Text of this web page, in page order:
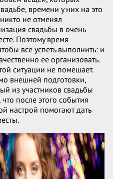
времени у них на это
не отменял
свадьбы в очень
Поэтому время
все успеть выполнить: и
ее организовать.
ситуации не помешает.
внешней подготовки,
из участников свадьбы
после этого события
настрой помогают дать